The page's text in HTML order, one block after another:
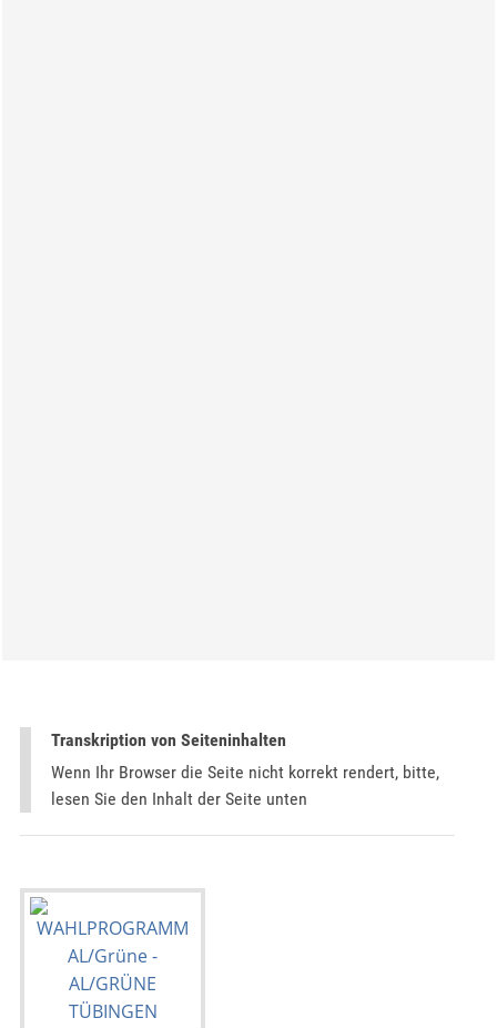
Transkription von Seiteninhalten
Wenn Ihr Browser die Seite nicht korrekt rendert, bitte,
lesen Sie den Inhalt der Seite unten